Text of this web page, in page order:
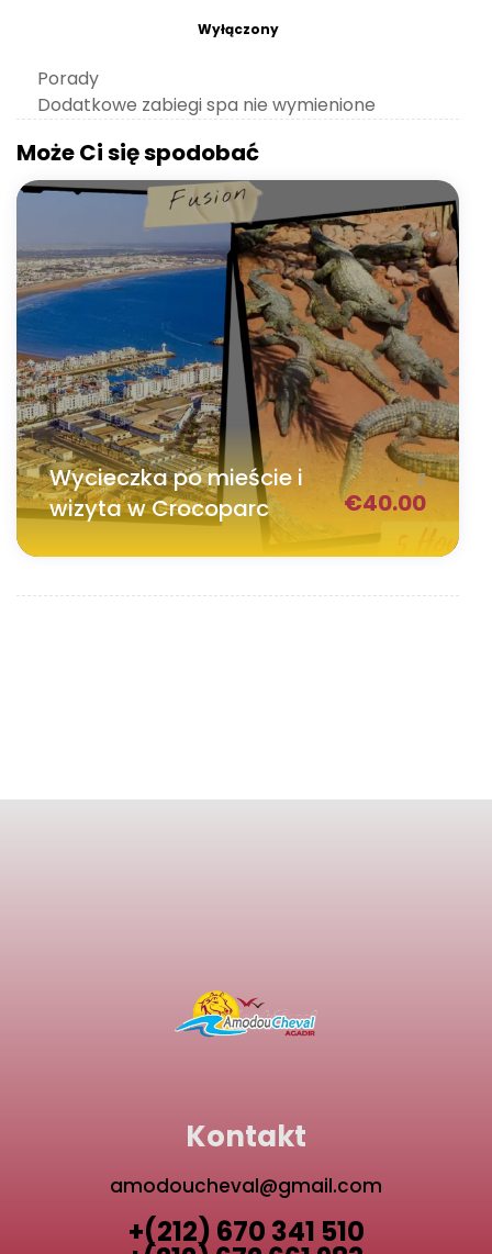
Wyłączony
Porady
Dodatkowe zabiegi spa nie wymienione
Może Ci się spodobać
Wycieczka po mieście i
wizyta w Crocoparc
Z
€40.00
Kontakt
amodoucheval@gmail.com
+(212) 670 341 510